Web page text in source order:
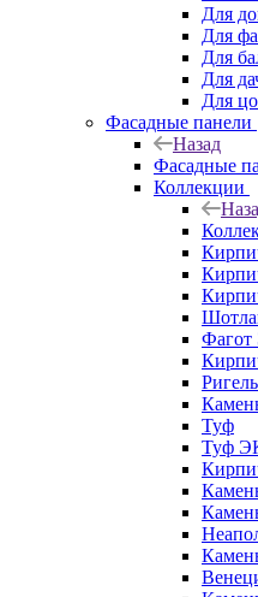
Для
Для
Для
Для
Для
Фасадные панели
Назад
Фасадные
Коллекции
Туф
Туф